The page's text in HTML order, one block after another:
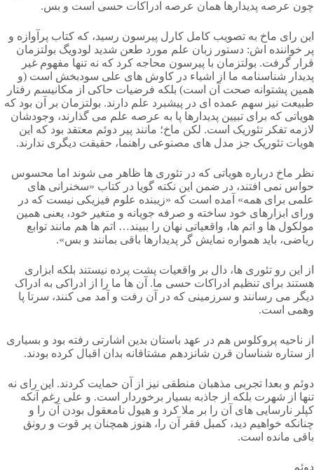
چون عرصه پدیدارها همان عرصه ادراکات حسی است و بس.
این رای ماخ به تصویب کامل کارل پیرسون رسید، که کتاب پرآوازه و
پر خواننده اش: دستور زبان علم مورد طعن شدید لودویگ بولتزمان
قرار گرفت. بولتزمان با پیرسون محاجه کرد که نه تنها مفهوم غیر
پدیدار شناسنامه ما از اشیاء در کاوش های علی سودبخش است (و
همین پشتوانه صحت آن است) بلکه فرضیات حاکی از مکانیسم رفتار
طبیعت نیز سهم عمده ای در پیشبرد علم دارند. بولتزمان بر آن بود که
هویاتی که برای تبیین پدیدارها پا به عرصه علم می گذارند، وجودشان
لازمه تفکر تئوریک است. لکن ماخ؛ مانند پیر دوئم معتقد بود که این
هویات تئوریک جز مدل های مصنوعی راهنما، حقیقت دیگری ندارند.
نظر ماخ درباره هویاتی که در تئوری ها ظاهر می شوند اما محسوس
حواس نمی افتند، در ضمن این نکته گویا در کتاب «سخنرانی های
علمی برای همه» آمده است که «زیبنده علوم فیزیکی نیست که در
ورای ابزارهای خود ساخته و صرفه جویانه و متغیر خود، یعنی همین
مولکول ها و اتم ها، واقعیاتی نهان را ببیند… اتم ها هم مانند توابع
ریاضی، باید همواره نمایش گر پدیدارها باقی بمانند و بس».
از این رو تئوری ها، دال بر واقعیات پشت پرده نیستند بلکه ابزاری
هستند برای تنظیم ادراکات حسی ما. آن ها ما را از ادراکی به ادراک
دیگر می رسانند و سرزمینی که در آن رفت و آمد می کنند، سرتا پا
وهمی است.
از ناحیه پروکلوس هم در عهد باستان بدین اشارتی رفته بود و بسیاری
از ستاره شناسان قرن شانزدهم مشتاقانه بدان اقبال کرده بودند.
دوئم و بعدا تجربی مذهبان منطقی نیز از آن حمایت کردند. این رای نه
تنها از شهرت بلکه از جاذبه بسیار برخوردار است. و علی رغم آنکه
کپلر نارسایی های آن را بر ملا کرد و هیول نامعقول بودن آن را و
چنانکه خواهیم دید، کمبل فقر آن را، هنوز همچنان پر قوت و رونق
باقی مانده است.
دوئم